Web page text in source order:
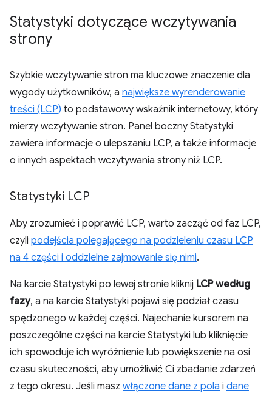
Statystyki dotyczące wczytywania
strony
Szybkie wczytywanie stron ma kluczowe znaczenie dla
wygody użytkowników, a największe wyrenderowanie
treści (LCP) to podstawowy wskaźnik internetowy, który
mierzy wczytywanie stron. Panel boczny Statystyki
zawiera informacje o ulepszaniu LCP, a także informacje
o innych aspektach wczytywania strony niż LCP.
Statystyki LCP
Aby zrozumieć i poprawić LCP, warto zacząć od faz LCP,
czyli podejścia polegającego na podzieleniu czasu LCP
na 4 części i oddzielne zajmowanie się nimi.
Na karcie Statystyki po lewej stronie kliknij LCP według
fazy, a na karcie Statystyki pojawi się podział czasu
spędzonego w każdej części. Najechanie kursorem na
poszczególne części na karcie Statystyki lub kliknięcie
ich spowoduje ich wyróżnienie lub powiększenie na osi
czasu skuteczności, aby umożliwić Ci zbadanie zdarzeń
z tego okresu. Jeśli masz włączone dane z pola i dane